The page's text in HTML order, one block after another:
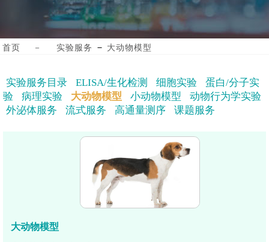
首页 － 实验服务 － 大动物模型
实验服务目录 ELISA/生化检测 细胞实验
蛋白/分子实
验
病理实验 大动物模型 小动物模型
动物行为学实验
外泌体服务
流式服务 高通量测序 课题服务
大动物模型